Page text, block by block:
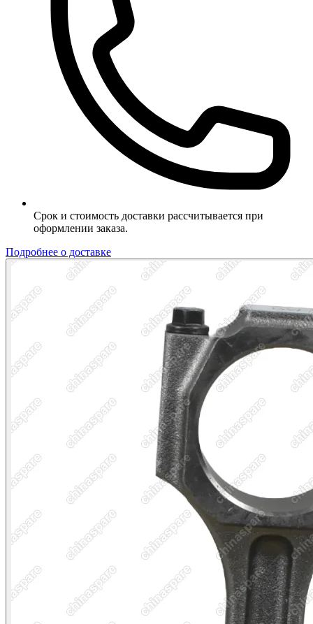
Срок и стоимость доставки рассчитывается при
оформлении заказа.
Подробнее о доставке